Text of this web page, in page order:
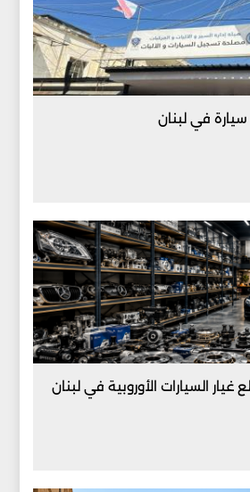
في لبنان
السيارات الأوروبية في لبنان